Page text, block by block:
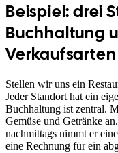
Beispiel: drei
Buchhaltung
Verkaufsarten
Stellen wir uns ein
Jeder Standort hat ein
Buchhaltung ist zentral.
Gemüse und Getränke
nachmittags nimmt er
eine Rechnung für ein